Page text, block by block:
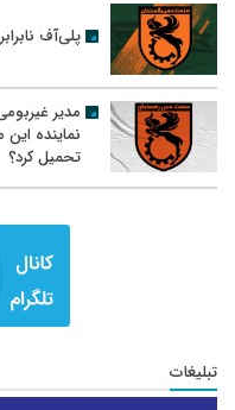
پلی‌آف
نماینده
تحمیل کرد؟
تبلیغات